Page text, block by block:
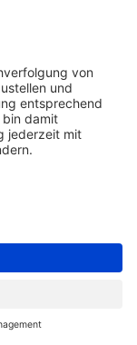
180 Tagen
Es werden
über die
und
uns nur
sobald die
der
Die EU-
Webseite der
hinaus